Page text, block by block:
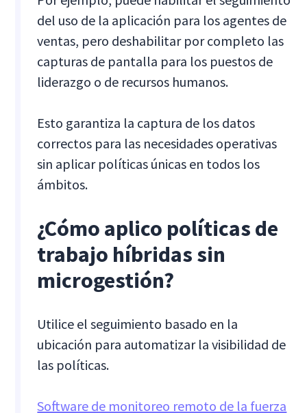
del uso de la aplicación para los agentes de
ventas, pero deshabilitar por completo las
capturas de pantalla para los puestos de
liderazgo o de recursos humanos.
Esto garantiza la captura de los datos
correctos para las necesidades operativas
sin aplicar políticas únicas en todos los
ámbitos.
¿Cómo aplico políticas de
trabajo híbridas sin
microgestión?
Utilice el seguimiento basado en la
ubicación para automatizar la visibilidad de
las políticas.
Software de monitoreo remoto de la fuerza